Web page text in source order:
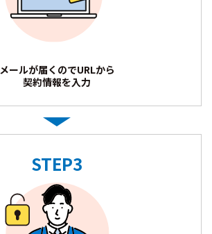
メールが届くのでURLから
契約情報を入力
STEP3